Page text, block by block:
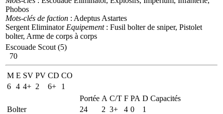
Phobos
Mots-clés de faction : Adeptus Astartes
Sergent Eliminator Equipement: Fusil bolter de sniper, Pistolet
bolter, Arme de corps à corps
Escouade Scout (5)
70
M E SV PV CD CO
6 4 4+ 2 6+
1
Portée A C/T F PA D Capacités
Bolter
24 2 3+ 4 0
1